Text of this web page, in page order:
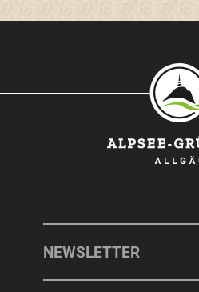
NEWSLETTER